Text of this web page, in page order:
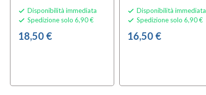
 Disponibilità immediata
 Spedizione solo 6,90 €
18,50 €
 Disponibilità immediata
 Spedizione solo 6,90 €
16,50 €